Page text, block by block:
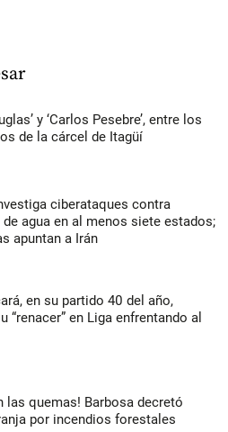
y ‘Carlos Pesebre’, entre los
de la cárcel de Itagüí
ciberataques contra
agua en al menos siete estados;
apuntan a Irán
en su partido 40 del año,
“renacer” en Liga enfrentando al
las quemas! Barbosa decretó
por incendios forestales